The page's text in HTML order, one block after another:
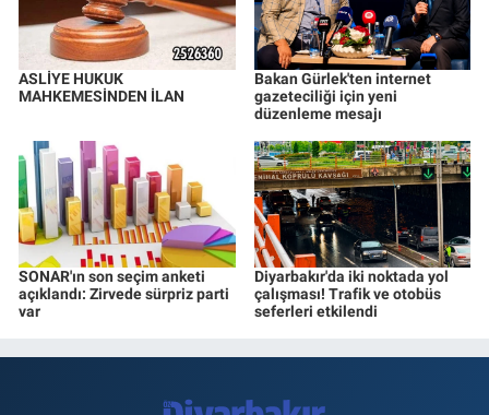
ASLİYE HUKUK
MAHKEMESİNDEN İLAN
Bakan Gürlek'ten internet
gazeteciliği için yeni
düzenleme mesajı
SONAR'ın son seçim anketi
açıklandı: Zirvede sürpriz parti
var
Diyarbakır'da iki noktada yol
çalışması! Trafik ve otobüs
seferleri etkilendi